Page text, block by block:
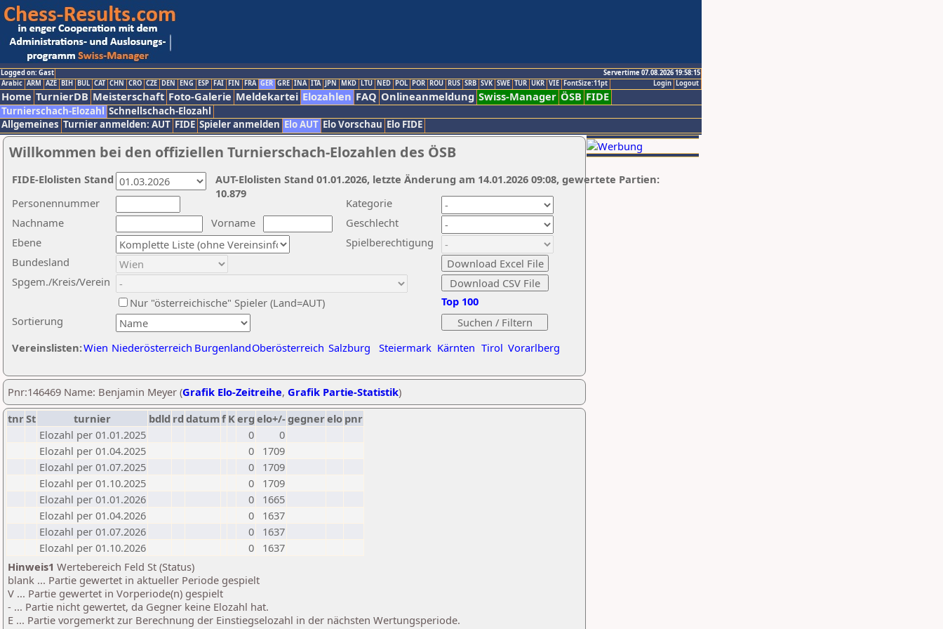
Logged on: Gast
Servertime 07.08.2026 19:58:15
Logout
Login
Arabic ARM AZE BIH BUL CAT CHN CRO CZE DEN ENG ESP FAI FIN FRA GER GRE INA ITA JPN MKD LTU NED POL POR ROU RUS SRB SVK SWE TUR UKR VIE FontSize:11pt
Home TurnierDB Meisterschaft Foto-Galerie Meldekartei Elozahlen FAQ Onlineanmeldung Swiss-Manager ÖSB FIDE
Turnierschach-Elozahl Schnellschach-Elozahl
Allgemeines Turnier anmelden: AUT FIDE Spieler anmelden Elo AUT Elo Vorschau Elo FIDE
Willkommen bei den offiziellen Turnierschach-Elozahlen des ÖSB
Nachname
Vorname
Ebene
Kategorie
Sortierung
Personennummer
Bundesland
Spgem./Kreis/Verein
Geschlecht
Nur "österreichische" Spieler (Land=AUT)
Spielberechtigung
Vereinslisten:Wien Niederösterreich BurgenlandOberösterreich Salzburg Steiermark Kärnten Tirol Vorarlberg
Top 100
AUT-Elolisten Stand 01.01.2026, letzte Änderung am 14.01.2026 09:08, gewertete Partien:
10.879
FIDE-Elolisten Stand
Pnr:146469 Name: Benjamin Meyer (Grafik Elo-Zeitreihe, Grafik Partie-Statistik)
tnrSt turnier bdld rd datumf Kerg elo+/-gegnerelo pnr
Elozahl per 01.01.2025
0
0
Elozahl per 01.04.2025
0
1709
Elozahl per 01.07.2025
0
1709
Elozahl per 01.10.2025
0
1709
Elozahl per 01.01.2026
0
1665
Elozahl per 01.04.2026
0
1637
Elozahl per 01.07.2026
0
1637
Elozahl per 01.10.2026
0
1637
Hinweis1 Wertebereich Feld St (Status)
blank ... Partie gewertet in aktueller Periode gespielt
V ... Partie gewertet in Vorperiode(n) gespielt
- ... Partie nicht gewertet, da Gegner keine Elozahl hat.
E ... Partie vorgemerkt zur Berechnung der Einstiegselozahl in der nächsten Wertungsperiode.